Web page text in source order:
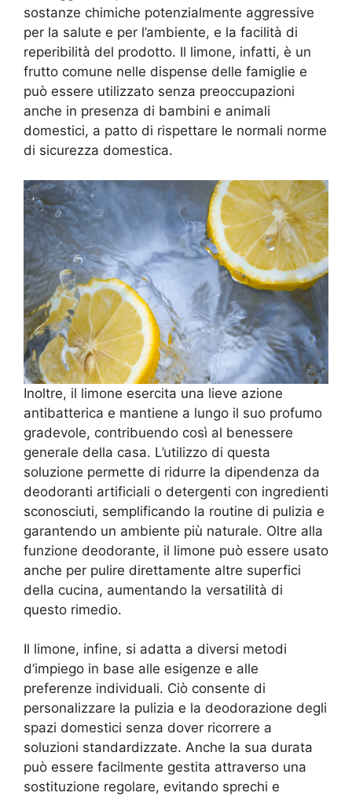
sostanze chimiche potenzialmente aggressive
per la salute e per l’ambiente, e la facilità di
reperibilità del prodotto. Il limone, infatti, è un
frutto comune nelle dispense delle famiglie e
può essere utilizzato senza preoccupazioni
anche in presenza di bambini e animali
domestici, a patto di rispettare le normali norme
di sicurezza domestica.
Inoltre, il limone esercita una lieve azione
antibatterica e mantiene a lungo il suo profumo
gradevole, contribuendo così al benessere
generale della casa. L’utilizzo di questa
soluzione permette di ridurre la dipendenza da
deodoranti artificiali o detergenti con ingredienti
sconosciuti, semplificando la routine di pulizia e
garantendo un ambiente più naturale. Oltre alla
funzione deodorante, il limone può essere usato
anche per pulire direttamente altre superfici
della cucina, aumentando la versatilità di
questo rimedio.
Il limone, infine, si adatta a diversi metodi
d’impiego in base alle esigenze e alle
preferenze individuali. Ciò consente di
personalizzare la pulizia e la deodorazione degli
spazi domestici senza dover ricorrere a
soluzioni standardizzate. Anche la sua durata
può essere facilmente gestita attraverso una
sostituzione regolare, evitando sprechi e